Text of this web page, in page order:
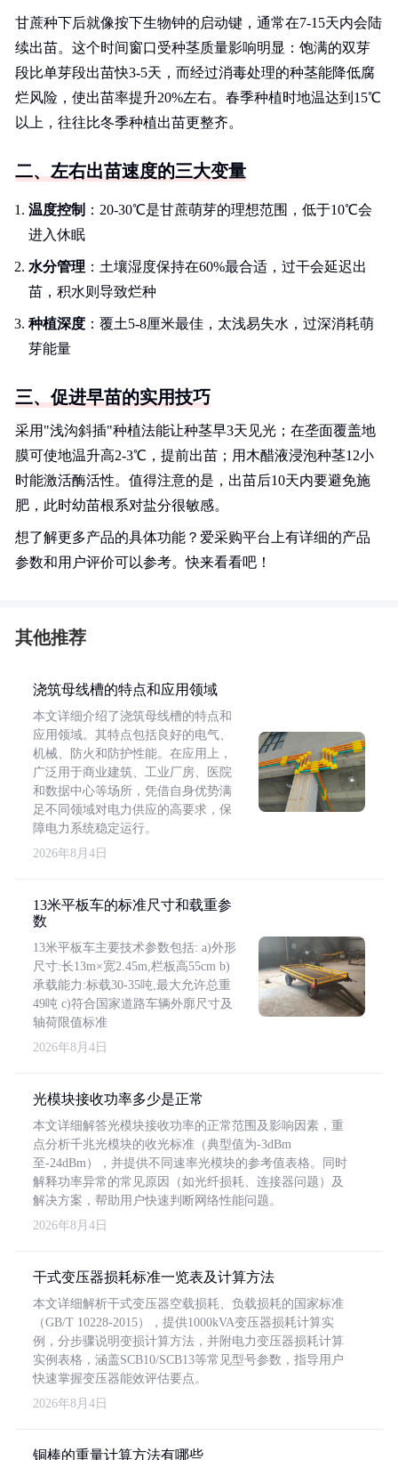
甘蔗种下后就像按下生物钟的启动键，通常在7-15天内会陆
续出苗。这个时间窗口受种茎质量影响明显：饱满的双芽
段比单芽段出苗快3-5天，而经过消毒处理的种茎能降低腐
烂风险，使出苗率提升20%左右。春季种植时地温达到15℃
以上，往往比冬季种植出苗更整齐。
二、左右出苗速度的三大变量
温度控制 ：20-30℃是甘蔗萌芽的理想范围，低于10℃会
进入休眠
水分管理 ：土壤湿度保持在60%最合适，过干会延迟出
苗，积水则导致烂种
种植深度 ：覆土5-8厘米最佳，太浅易失水，过深消耗萌
芽能量
三、促进早苗的实用技巧
采用"浅沟斜插"种植法能让种茎早3天见光；在垄面覆盖地
膜可使地温升高2-3℃，提前出苗；用木醋液浸泡种茎12小
时能激活酶活性。值得注意的是，出苗后10天内要避免施
肥，此时幼苗根系对盐分很敏感。
想了解更多产品的具体功能？爱采购平台上有详细的产品
参数和用户评价可以参考。快来看看吧！
其他推荐
浇筑母线槽的特点和应用领域
本文详细介绍了浇筑母线槽的特点和
应用领域。其特点包括良好的电气、
机械、防火和防护性能。在应用上，
广泛用于商业建筑、工业厂房、医院
和数据中心等场所，凭借自身优势满
足不同领域对电力供应的高要求，保
障电力系统稳定运行。
2026年8月4日
13米平板车的标准尺寸和载重参
数
13米平板车主要技术参数包括: a)外形
尺寸:长13m×宽2.45m,栏板高55cm b)
承载能力:标载30-35吨,最大允许总重
49吨 c)符合国家道路车辆外廓尺寸及
轴荷限值标准
2026年8月4日
光模块接收功率多少是正常
本文详细解答光模块接收功率的正常范围及影响因素，重
点分析千兆光模块的收光标准（典型值为-3dBm
至-24dBm），并提供不同速率光模块的参考值表格。同时
解释功率异常的常见原因（如光纤损耗、连接器问题）及
解决方案，帮助用户快速判断网络性能问题。
2026年8月4日
干式变压器损耗标准一览表及计算方法
本文详细解析干式变压器空载损耗、负载损耗的国家标准
（GB/T 10228-2015），提供1000kVA变压器损耗计算实
例，分步骤说明变损计算方法，并附电力变压器损耗计算
实例表格，涵盖SCB10/SCB13等常见型号参数，指导用户
快速掌握变压器能效评估要点。
2026年8月4日
铜棒的重量计算方法有哪些